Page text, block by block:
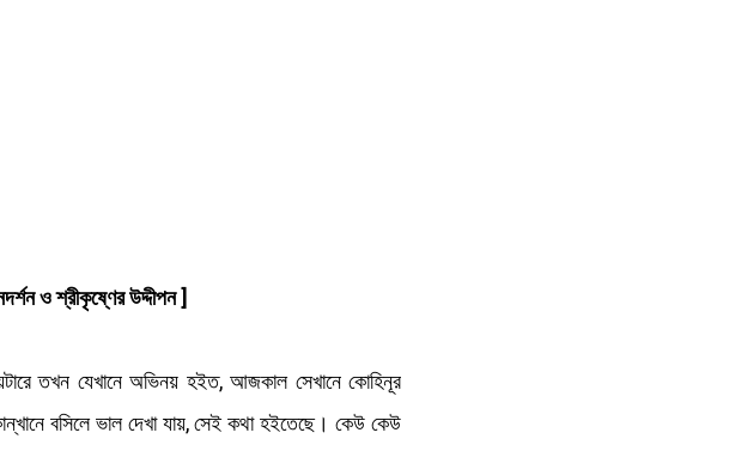
ও শ্রীকৃষ্ণের উদ্দীপন ]
তখন যেখানে অভিনয় হইত, আজকাল সেখানে কোহিনূর
বসিলে ভাল দেখা যায়, সেই কথা হইতেছে। কেউ কেউ